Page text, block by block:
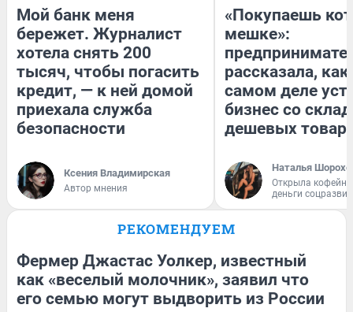
Мой банк меня
бережет. Журналист
хотела снять 200
тысяч, чтобы погасить
кредит, — к ней домой
приехала служба
безопасности
Ксения Владимирская
Автор мнения
«Покупаешь
мешке»:
рассказала, как
самом деле
бизнес со
дешевых
Наталья
Открыла
деньги
РЕКОМЕНДУЕМ
Фермер Джастас Уолкер, известный
как «веселый молочник», заявил что
его семью могут выдворить из России